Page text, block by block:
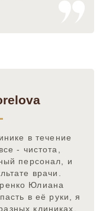
в течение
- чистота,
персонал, и
врачи.
Юлиана
в её руки, я
клиниках,